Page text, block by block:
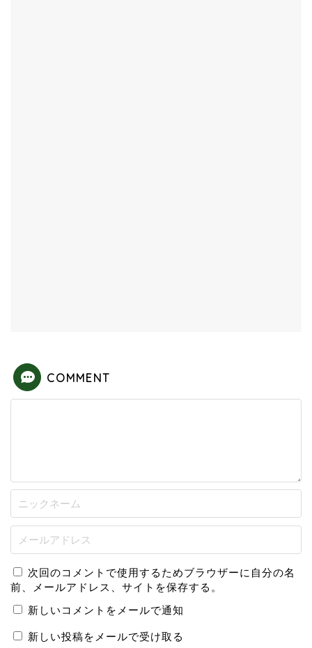
COMMENT
次回のコメントで使用するためブラウザーに自分の名
前、メールアドレス、サイトを保存する。
新しいコメントをメールで通知
新しい投稿をメールで受け取る